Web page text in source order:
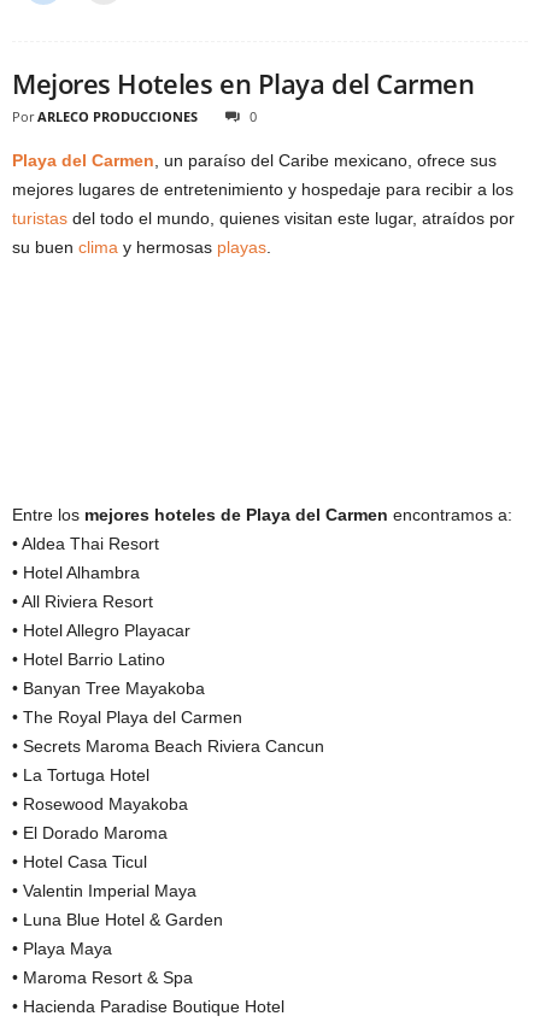
Mejores Hoteles en Playa del Carmen
Por ARLECO PRODUCCIONES 0
Playa del Carmen, un paraíso del Caribe mexicano, ofrece sus
mejores lugares de entretenimiento y hospedaje para recibir a los
turistas del todo el mundo, quienes visitan este lugar, atraídos por
su buen clima y hermosas playas.
Entre los mejores hoteles de Playa del Carmen encontramos a:
• Aldea Thai Resort
• Hotel Alhambra
• All Riviera Resort
• Hotel Allegro Playacar
• Hotel Barrio Latino
• Banyan Tree Mayakoba
• The Royal Playa del Carmen
• Secrets Maroma Beach Riviera Cancun
• La Tortuga Hotel
• Rosewood Mayakoba
• El Dorado Maroma
• Hotel Casa Ticul
• Valentin Imperial Maya
• Luna Blue Hotel & Garden
• Playa Maya
• Maroma Resort & Spa
• Hacienda Paradise Boutique Hotel